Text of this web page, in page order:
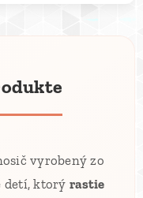
vyrobený zo
detí, ktorý rastie